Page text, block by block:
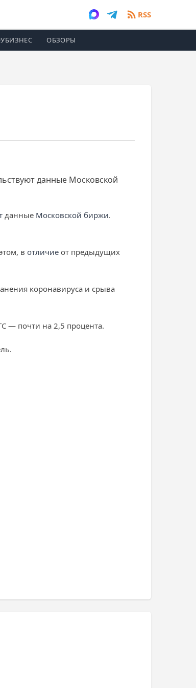
RSS
ОБЗОРЫ
данные Московской
данные Московской биржи.
в отличие от предыдущих
коронавируса и срыва
— почти на 2,5 процента.